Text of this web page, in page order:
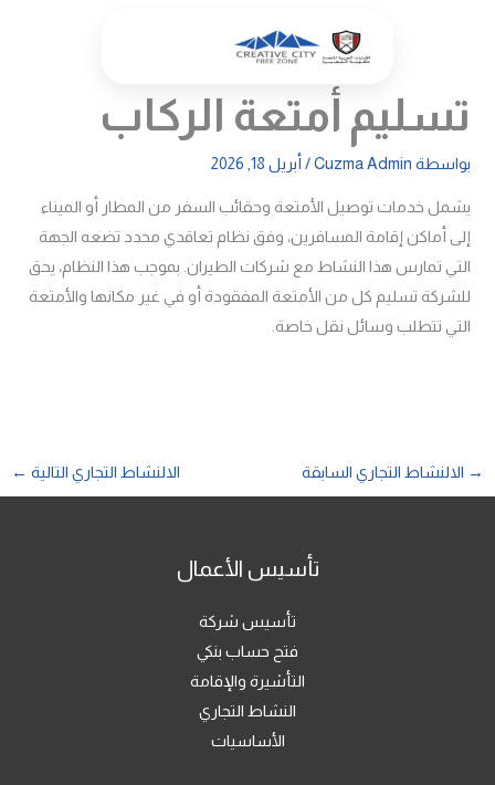
تسليم أمتعة الركاب
بواسطة Cuzma Admin
/ أبريل 18, 2026
يشمل خدمات توصيل الأمتعة وحقائب السفر من المطار أو الميناء
إلى أماكن إقامة المسافرين، وفق نظام تعاقدي محدد تضعه الجهة
التي تمارس هذا النشاط مع شركات الطيران. بموجب هذا النظام، يحق
للشركة تسليم كل من الأمتعة المفقودة أو في غير مكانها والأمتعة
التي تتطلب وسائل نقل خاصة.
→ الالنشاط التجاري السابقة الالنشاط التجاري التالية ←
تأسيس الأعمال
تأسيس شركة
فتح حساب بنكي
التأشيرة والإقامة
النشاط التجاري
الأساسيات